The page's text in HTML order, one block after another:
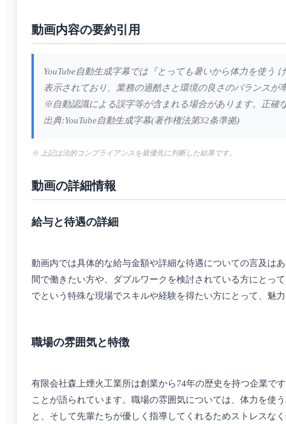
動画内容の要約引用
YouTube自動生成字幕では『とっても暑いから体力を使う
表示されており、業務の過酷さと環境の良さのバランスが
※自動認識による誤字等が含まれる場合があります。正確
出典:YouTube自動生成字幕(著作権法第32条準拠)
※ 上記は法的コンプライアンスを最優先に判断した結果です。
動画の詳細情報
給与と待遇の詳細
動画内では具体的な給与金額や詳細な待遇についての言及は
間で働きたい方や、ダブルワークを検討されている方にとっ
でという特殊な現場でスキルや経験を得たい方にとって、魅
職場の雰囲気と特徴
有限会社森上煙火工業所は創業から74年の歴史を持つ企業で
ことが語られています。職場の雰囲気については、体力を使
と、そして先輩たちが優しく指導してくれるためストレスな